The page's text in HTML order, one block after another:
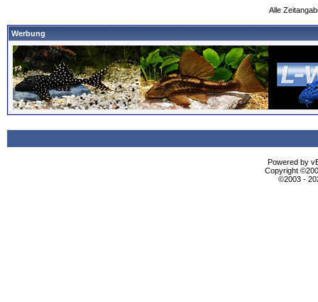
Alle
Werbung
Powered by
Copyright
©2003 -